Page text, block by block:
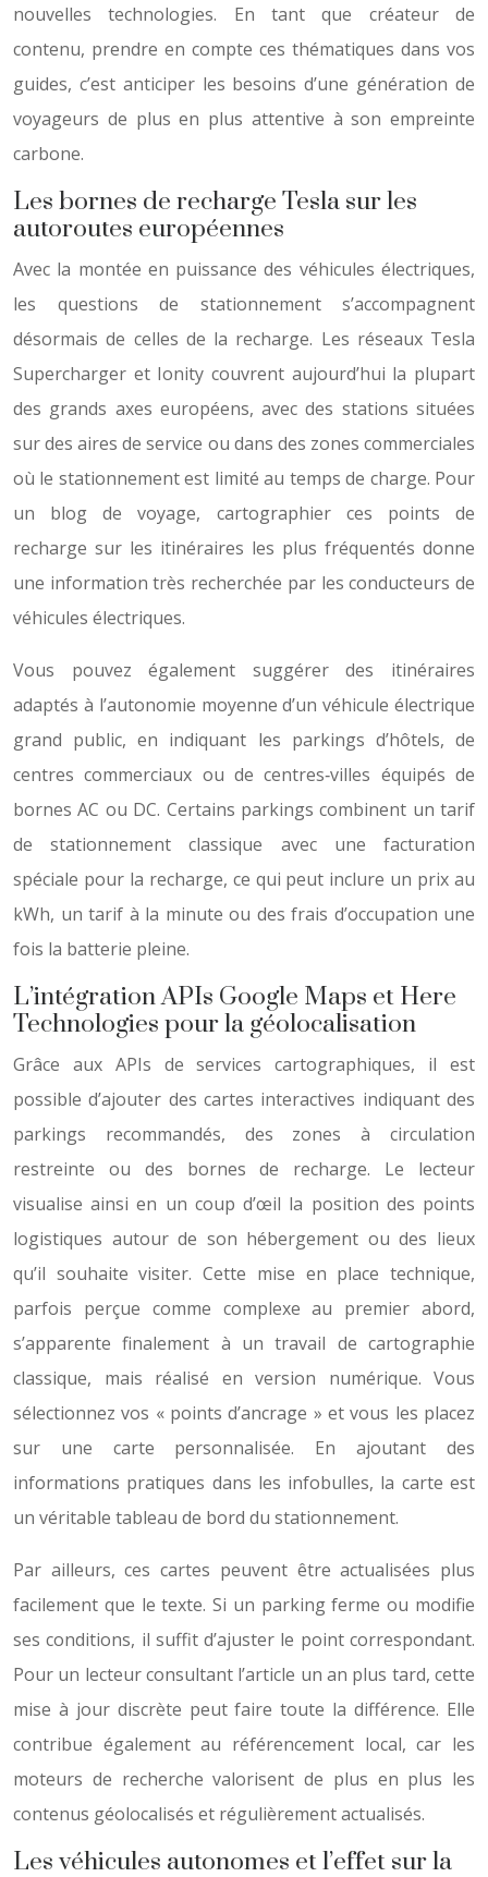
nouvelles technologies. En tant que créateur de
contenu, prendre en compte ces thématiques dans vos
guides, c’est anticiper les besoins d’une génération de
voyageurs de plus en plus attentive à son empreinte
carbone.
Les bornes de recharge Tesla sur les
autoroutes européennes
Avec la montée en puissance des véhicules électriques,
les questions de stationnement s’accompagnent
désormais de celles de la recharge. Les réseaux Tesla
Supercharger et Ionity couvrent aujourd’hui la plupart
des grands axes européens, avec des stations situées
sur des aires de service ou dans des zones commerciales
où le stationnement est limité au temps de charge. Pour
un blog de voyage, cartographier ces points de
recharge sur les itinéraires les plus fréquentés donne
une information très recherchée par les conducteurs de
véhicules électriques.
Vous pouvez également suggérer des itinéraires
adaptés à l’autonomie moyenne d’un véhicule électrique
grand public, en indiquant les parkings d’hôtels, de
centres commerciaux ou de centres‑villes équipés de
bornes AC ou DC. Certains parkings combinent un tarif
de stationnement classique avec une facturation
spéciale pour la recharge, ce qui peut inclure un prix au
kWh, un tarif à la minute ou des frais d’occupation une
fois la batterie pleine.
L’intégration APIs Google Maps et Here
Technologies pour la géolocalisation
Grâce aux APIs de services cartographiques, il est
possible d’ajouter des cartes interactives indiquant des
parkings recommandés, des zones à circulation
restreinte ou des bornes de recharge. Le lecteur
visualise ainsi en un coup d’œil la position des points
logistiques autour de son hébergement ou des lieux
qu’il souhaite visiter. Cette mise en place technique,
parfois perçue comme complexe au premier abord,
s’apparente finalement à un travail de cartographie
classique, mais réalisé en version numérique. Vous
sélectionnez vos « points d’ancrage » et vous les placez
sur une carte personnalisée. En ajoutant des
informations pratiques dans les infobulles, la carte est
un véritable tableau de bord du stationnement.
Par ailleurs, ces cartes peuvent être actualisées plus
facilement que le texte. Si un parking ferme ou modifie
ses conditions, il suffit d’ajuster le point correspondant.
Pour un lecteur consultant l’article un an plus tard, cette
mise à jour discrète peut faire toute la différence. Elle
contribue également au référencement local, car les
moteurs de recherche valorisent de plus en plus les
contenus géolocalisés et régulièrement actualisés.
Les véhicules autonomes et l’effet sur la